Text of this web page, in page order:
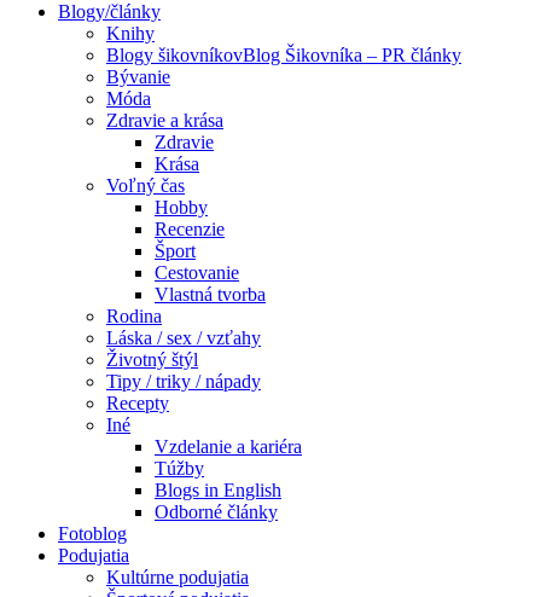
Blogy/články
Knihy
Blogy šikovníkovBlog Šikovníka – PR články
Bývanie
Móda
Zdravie a krása
Zdravie
Krása
Voľný čas
Hobby
Recenzie
Šport
Cestovanie
Vlastná tvorba
Rodina
Láska / sex / vzťahy
Životný štýl
Tipy / triky / nápady
Recepty
Iné
Vzdelanie a kariéra
Túžby
Blogs in English
Odborné články
Fotoblog
Podujatia
Kultúrne podujatia